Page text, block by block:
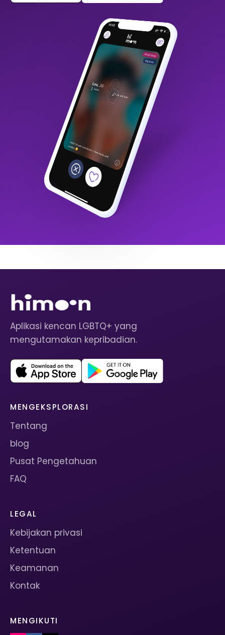
Aplikasi kencan LGBTQ+ yang
mengutamakan kepribadian.
MENGEKSPLORASI
Tentang
blog
Pusat Pengetahuan
FAQ
LEGAL
Kebijakan privasi
Ketentuan
Keamanan
Kontak
MENGIKUTI